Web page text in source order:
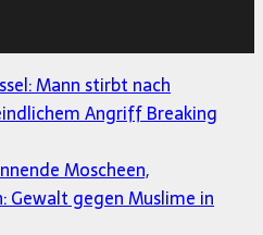
Mann stirbt nach
AngriffBreaking
Moscheen,
Gewalt gegen Muslime in